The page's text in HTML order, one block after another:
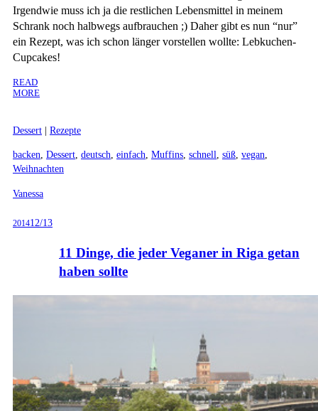
Irgendwie muss ich ja die restlichen Lebensmittel in meinem
Schrank noch halbwegs aufbrauchen ;) Daher gibt es nun “nur”
ein Rezept, was ich schon länger vorstellen wollte: Lebkuchen-
Cupcakes!
READ
MORE
Dessert | Rezepte
backen Dessert deutsch einfach Muffins schnell süß vegan
Weihnachten
Vanessa
201412/13
11 Dinge, die jeder Veganer in Riga getan
haben sollte